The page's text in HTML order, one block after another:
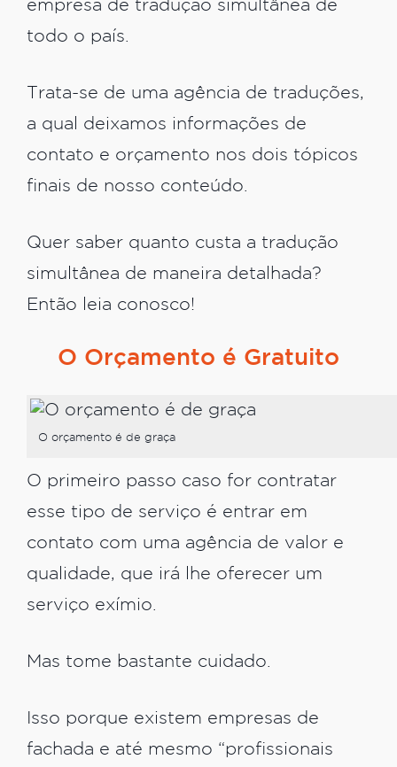
empresa de tradução simultânea de
todo o país.
Trata-se de uma agência de traduções,
a qual deixamos informações de
contato e orçamento nos dois tópicos
finais de nosso conteúdo.
Quer saber quanto custa a tradução
simultânea de maneira detalhada?
Então leia conosco!
O Orçamento é Gratuito
O orçamento é de graça
O primeiro passo caso for contratar
esse tipo de serviço é entrar em
contato com uma agência de valor e
qualidade, que irá lhe oferecer um
serviço exímio.
Mas tome bastante cuidado.
Isso porque existem empresas de
fachada e até mesmo “profissionais